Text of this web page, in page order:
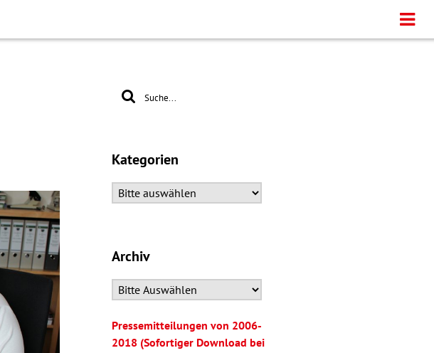
Kategorien
Archiv
Pressemitteilungen von 2006-
2018 (Sofortiger Download bei